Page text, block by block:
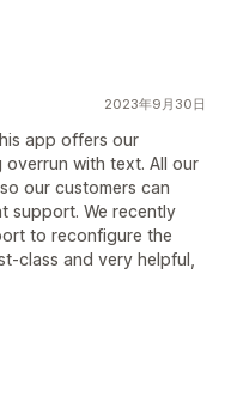
2023年9月30日
app offers our
with text. All our
our customers can
support. We recently
to reconfigure the
class and very helpful,